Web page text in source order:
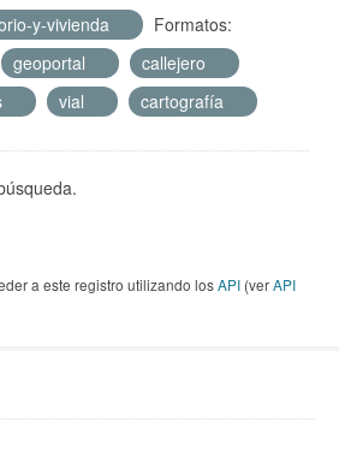
y-vivienda
Formatos:
geoportal
callejero
vial cartografía
a este registro utilizando losAPI (verAPI